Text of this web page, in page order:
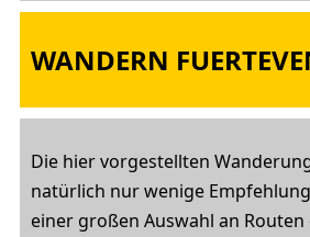
WANDERN
Die hier vorgestellten
natürlich nur wenige
einer großen Auswahl an Routen